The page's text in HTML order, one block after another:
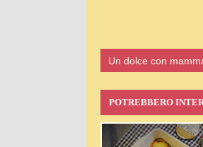
Un dolce con
POTREBBERO